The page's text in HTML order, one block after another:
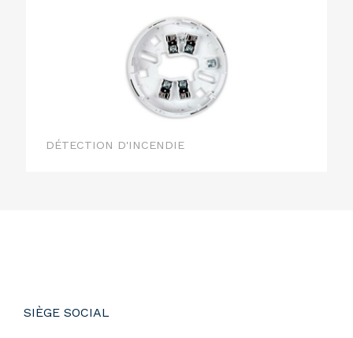
DÉTECTION D'INCENDIE
SIÈGE SOCIAL